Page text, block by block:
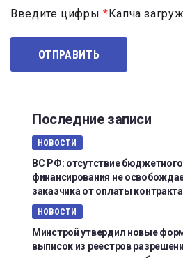
Введите цифры * Капча
Последние записи
НОВОСТИ
ВС РФ: отсутствие бюджетного
финансирования не
заказчика от оплаты контракта
НОВОСТИ
Минстрой утвердил новые
выписок из реестров